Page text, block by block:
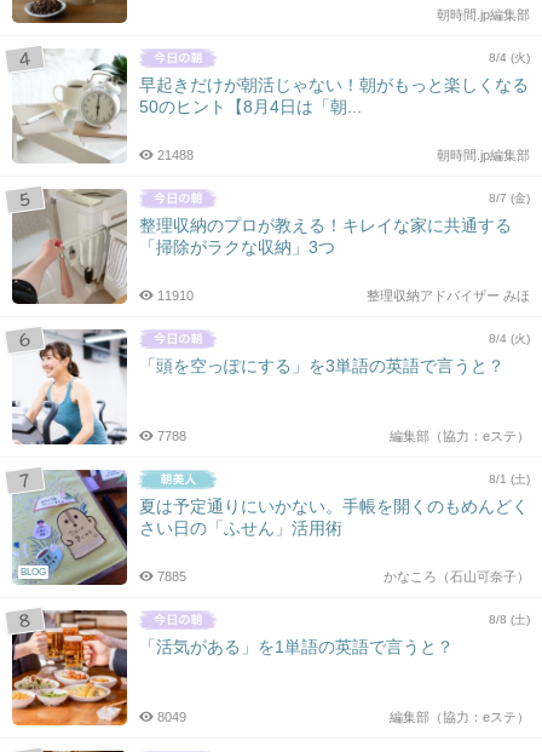
朝時間.jp編集部
8/4 (火)
早起きだけが朝活じゃない！朝がもっと楽しくなる
50のヒント【8月4日は「朝...
朝時間.jp編集部
21488
8/7 (金)
整理収納のプロが教える！キレイな家に共通する
「掃除がラクな収納」3つ
整理収納アドバイザー みほ
11910
8/4 (火)
「頭を空っぽにする」を3単語の英語で言うと？
編集部（協力：eステ）
7788
BLOG
8/1 (土)
夏は予定通りにいかない。手帳を開くのもめんどく
さい日の「ふせん」活用術
かなころ（石山可奈子）
7885
8/8 (土)
「活気がある」を1単語の英語で言うと？
編集部（協力：eステ）
8049